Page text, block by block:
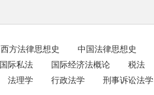
西方法律思想史 中国法律思想史
国际私法 国际经济法概论 税法
法理学 行政法学 刑事诉讼法学